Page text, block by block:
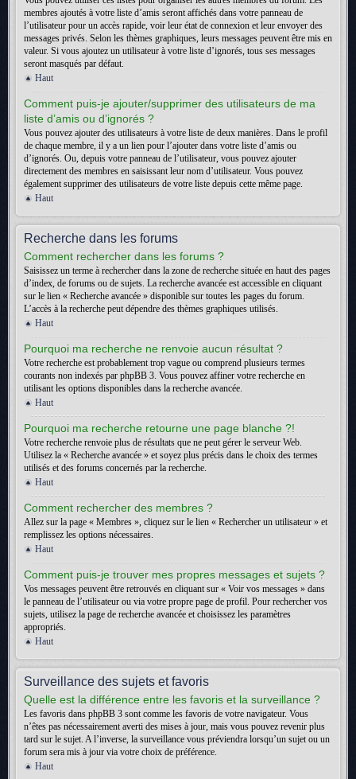
membres ajoutés à votre liste d’amis seront affichés dans votre panneau de
l’utilisateur pour un accès rapide, voir leur état de connexion et leur envoyer des
messages privés. Selon les thèmes graphiques, leurs messages peuvent être mis en
valeur. Si vous ajoutez un utilisateur à votre liste d’ignorés, tous ses messages
seront masqués par défaut.
Haut
Comment puis-je ajouter/supprimer des utilisateurs de ma
liste d’amis ou d’ignorés ?
Vous pouvez ajouter des utilisateurs à votre liste de deux manières. Dans le profil
de chaque membre, il y a un lien pour l’ajouter dans votre liste d’amis ou
d’ignorés. Ou, depuis votre panneau de l’utilisateur, vous pouvez ajouter
directement des membres en saisissant leur nom d’utilisateur. Vous pouvez
également supprimer des utilisateurs de votre liste depuis cette même page.
Haut
Recherche dans les forums
Comment rechercher dans les forums ?
Saisissez un terme à rechercher dans la zone de recherche située en haut des pages
d’index, de forums ou de sujets. La recherche avancée est accessible en cliquant
sur le lien « Recherche avancée » disponible sur toutes les pages du forum.
L’accès à la recherche peut dépendre des thèmes graphiques utilisés.
Haut
Pourquoi ma recherche ne renvoie aucun résultat ?
Votre recherche est probablement trop vague ou comprend plusieurs termes
courants non indexés par phpBB 3. Vous pouvez affiner votre recherche en
utilisant les options disponibles dans la recherche avancée.
Haut
Pourquoi ma recherche retourne une page blanche ?!
Votre recherche renvoie plus de résultats que ne peut gérer le serveur Web.
Utilisez la « Recherche avancée » et soyez plus précis dans le choix des termes
utilisés et des forums concernés par la recherche.
Haut
Comment rechercher des membres ?
Allez sur la page « Membres », cliquez sur le lien « Rechercher un utilisateur » et
remplissez les options nécessaires.
Haut
Comment puis-je trouver mes propres messages et sujets ?
Vos messages peuvent être retrouvés en cliquant sur « Voir vos messages » dans
le panneau de l’utilisateur ou via votre propre page de profil. Pour rechercher vos
sujets, utilisez la page de recherche avancée et choisissez les paramètres
appropriés.
Haut
Surveillance des sujets et favoris
Quelle est la différence entre les favoris et la surveillance ?
Les favoris dans phpBB 3 sont comme les favoris de votre navigateur. Vous
n’êtes pas nécessairement averti des mises à jour, mais vous pouvez revenir plus
tard sur le sujet. A l’inverse, la surveillance vous préviendra lorsqu’un sujet ou un
forum sera mis à jour via votre choix de préférence.
Haut